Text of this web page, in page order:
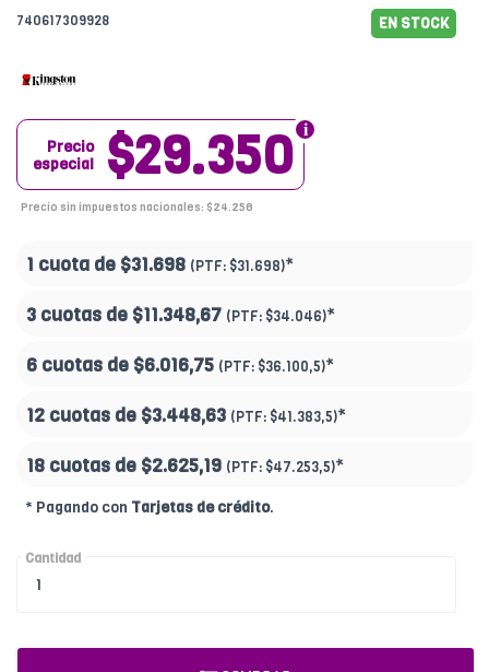
740617309928 EN STOCK
$29.350
Precio
especial
Precio sin impuestos nacionales: $24.256
1 cuota de $31.698 (PTF: $31.698)*
3 cuotas de $11.348,67 (PTF: $34.046)*
6 cuotas de $6.016,75 (PTF: $36.100,5)*
12 cuotas de $3.448,63 (PTF: $41.383,5)*
18 cuotas de $2.625,19 (PTF: $47.253,5)*
* Pagando con Tarjetas de crédito.
Cantidad